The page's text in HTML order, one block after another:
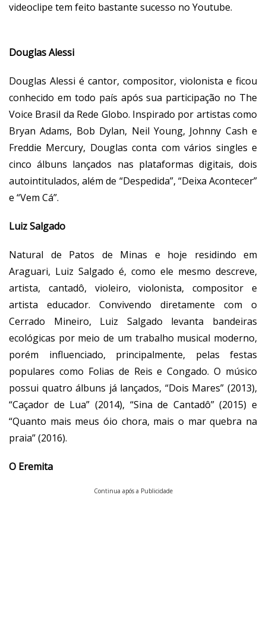
videoclipe tem feito bastante sucesso no Youtube.
Douglas Alessi
Douglas Alessi é cantor, compositor, violonista e ficou
conhecido em todo país após sua participação no The
Voice Brasil da Rede Globo. Inspirado por artistas como
Bryan Adams, Bob Dylan, Neil Young, Johnny Cash e
Freddie Mercury, Douglas conta com vários singles e
cinco álbuns lançados nas plataformas digitais, dois
autointitulados, além de “Despedida”, “Deixa Acontecer”
e “Vem Cá”.
Luiz Salgado
Natural de Patos de Minas e hoje residindo em
Araguari, Luiz Salgado é, como ele mesmo descreve,
artista, cantadô, violeiro, violonista, compositor e
artista educador. Convivendo diretamente com o
Cerrado Mineiro, Luiz Salgado levanta bandeiras
ecológicas por meio de um trabalho musical moderno,
porém influenciado, principalmente, pelas festas
populares como Folias de Reis e Congado. O músico
possui quatro álbuns já lançados, “Dois Mares” (2013),
“Caçador de Lua” (2014), “Sina de Cantadô” (2015) e
“Quanto mais meus óio chora, mais o mar quebra na
praia” (2016).
O Eremita
Continua após a Publicidade